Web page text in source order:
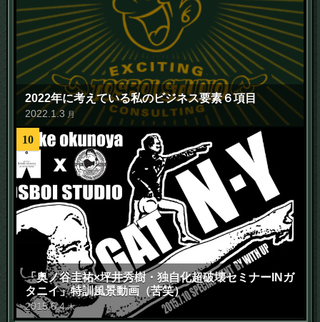
2022年に考えている私のビジネス要素６項目
2022.1.3 月
10
「奥ノ谷圭祐×坪井秀樹・独自化超破壊セミナーINガ
タニイ」特訓風景動画（苦笑）
2015.6.4 木